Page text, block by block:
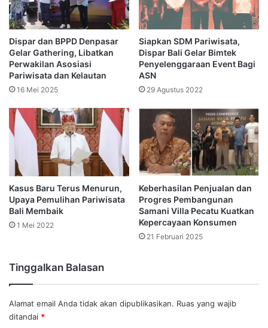
Dispar dan BPPD Denpasar
Gelar Gathering, Libatkan
Perwakilan Asosiasi
Pariwisata dan Kelautan
16 Mei 2025
Siapkan SDM Pariwisata,
Dispar Bali Gelar Bimtek
Penyelenggaraan Event Bagi
ASN
29 Agustus 2022
Kasus Baru Terus Menurun,
Upaya Pemulihan Pariwisata
Bali Membaik
1 Mei 2022
Keberhasilan Penjualan dan
Progres Pembangunan
Samani Villa Pecatu Kuatkan
Kepercayaan Konsumen
21 Februari 2025
Tinggalkan Balasan
Alamat email Anda tidak akan dipublikasikan. Ruas yang wajib
ditandai *